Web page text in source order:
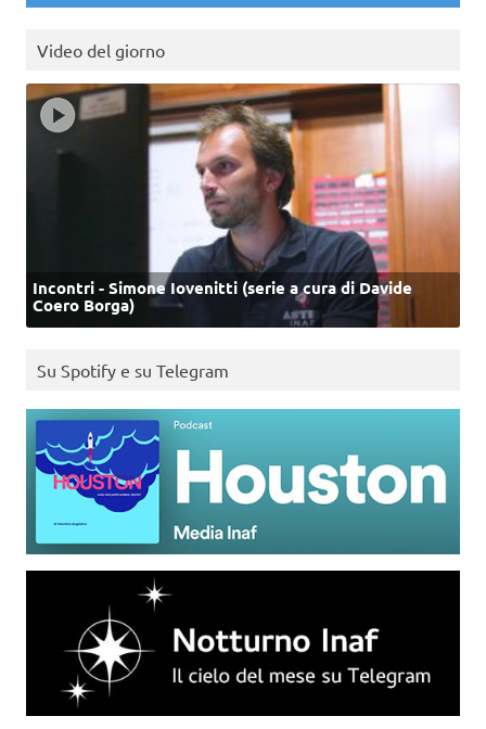
Video del giorno
Incontri - Simone Iovenitti (serie a cura di Davide
Coero Borga)
Su Spotify e su Telegram